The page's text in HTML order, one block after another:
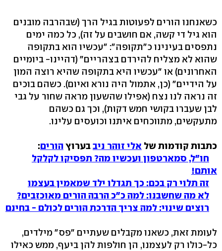
כשאנחנו הורים לפעוטות בגיל הרך (שבהרבה מובנים
הוא גיל די קשה, אם חושבים על זה), כל כמה ימים
נתפסים בעינינו כ"תקופה": "עכשיו הוא בתקופה
שהוא לא מצליח להירדם בצהריים" (דהיינו- ביומיים
האחרונים) או "עכשיו היא בתקופה שהיא רוצה המון
על הידיים" (כן, אתמול היה נורא ואיום). כשהם בוכים
זה נראה לנו נצח (אפילו שהשעון מראה שחור על גבי
לבן שעברו בקושי חמש דקות), וכך גם כשהם
מתעקשים, מתווכחים איתנו וכועסים עלינו.
כתבות קודמות של אלי זוהר ניבבערוץהורים:
חו"ל, סמארטפון ועכשיו מה? תפסיקו לקלקל
אותם!
זה תלוי רק בכם: כך תגדלו ילד שמאמין בעצמו
לא מה שחשבנו: למה כ"כ הרבה הורים מאוכזבים?
רוצים שינוי: למה צריך הדרכת הורים לכולם - בחינם
לעומת זאת, כשאנו מקבלים שעתיים "פס" מילדים,
כל-כולו רק לעצמנו, הן חולפות להן ביעף, ממש כאילו